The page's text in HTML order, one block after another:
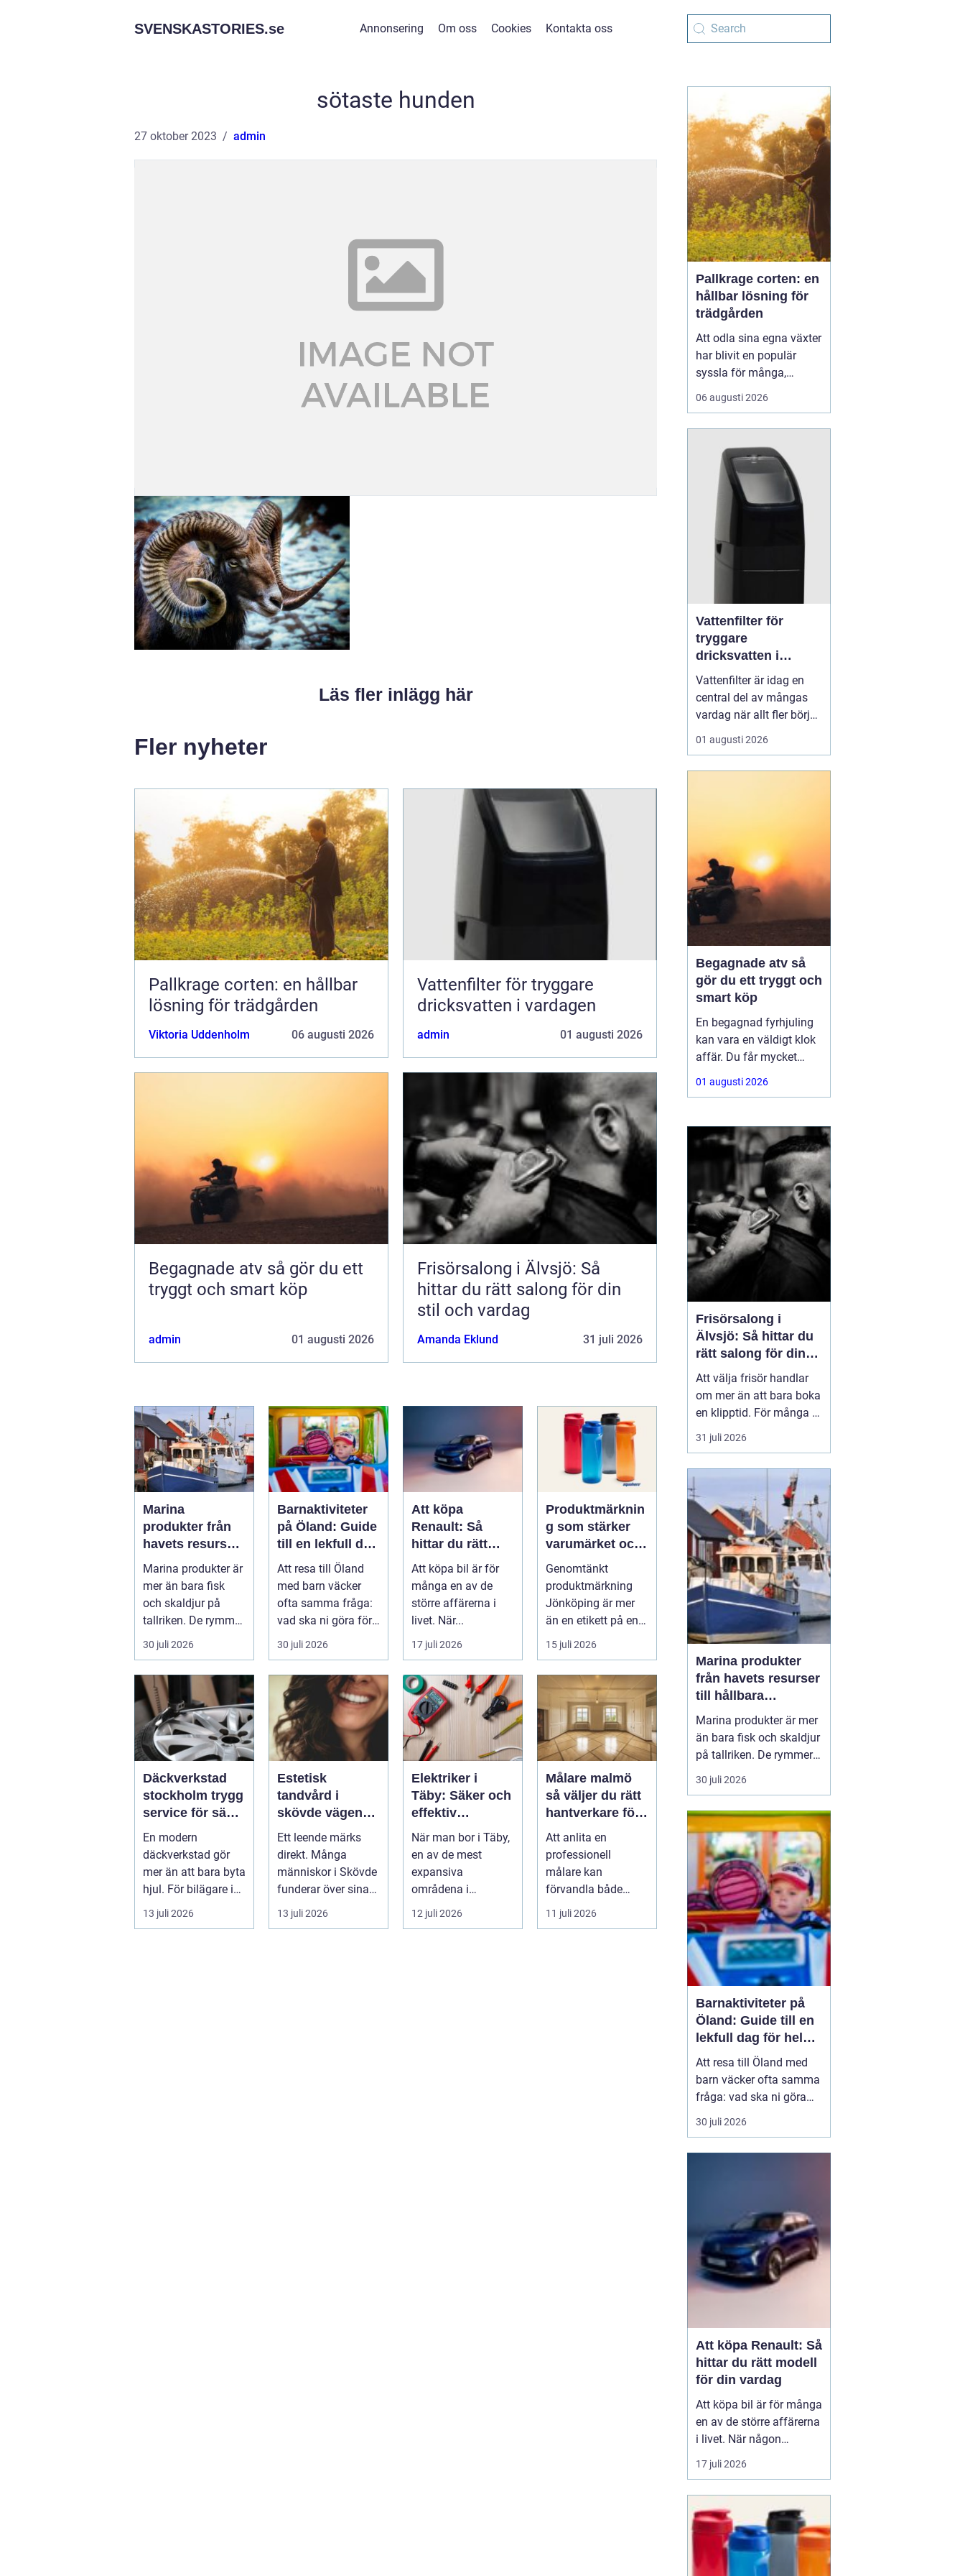
SVENSKASTORIES.se Annonsering Om oss Cookies Kontakta oss
sötaste hunden
27 oktober 2023 admin
Läs fler inlägg här
Fler nyheter
Pallkrage corten: en hållbar
lösning för trädgården
Viktoria Uddenholm 06 augusti 2026
Vattenfilter för tryggare
dricksvatten i vardagen
admin 01 augusti 2026
Begagnade atv så gör du ett
tryggt och smart köp
admin 01 augusti 2026
Frisörsalong i Älvsjö: Så
hittar du rätt salong för din
stil och vardag
Amanda Eklund 31 juli 2026
Marina
produkter från
havets resurser
till hållbara
upplevelser
Marina produkter är
mer än bara fisk
och skaldjur på
tallriken. De rymmer
allt från mat och
hälsa ti...
30 juli 2026
Barnaktiviteter
på Öland: Guide
till en lekfull dag
för hela familjen
Att resa till Öland
med barn väcker
ofta samma fråga:
vad ska ni göra för
30 juli 2026
Att köpa
Renault: Så
hittar du rätt
modell för din
vardag
Att köpa bil är för
många en av de
större affärerna i
livet. När...
17 juli 2026
Produktmärknin
g som stärker
varumärket och
förenklar
vardagen
Genomtänkt
produktmärkning
Jönköping är mer
än en etikett på en
15 juli 2026
Däckverkstad
stockholm trygg
service för säkra
mil året runt
En modern
däckverkstad gör
mer än att bara byta
hjul. För bilägare i
Stockholm handlar
valet av däck...
13 juli 2026
Estetisk
tandvård i
skövde vägen
till ett leende du
trivs med
Ett leende märks
direkt. Många
människor i Skövde
funderar över sina
tänder, men skjuter
upp att gör...
13 juli 2026
Elektriker i
Täby: Säker och
effektiv
elinstallation i
norrort
När man bor i Täby,
en av de mest
expansiva
områdena i
Stockholms norrort,
är b...
12 juli 2026
Målare malmö
så väljer du rätt
hantverkare för
hem och företag
Att anlita en
professionell
målare kan
förvandla både
bostad och
arbetsplats på kort
11 juli 2026
Pallkrage corten: en
hållbar lösning för
trädgården
Att odla sina egna växter
har blivit en populär
syssla för många,
oavsett om det handlar
om att ha en prunkande
balkongträdgård i stan.
En av de mest effektiva
och este...
06 augusti 2026
Vattenfilter för
tryggare
dricksvatten i
vardagen
Vattenfilter är idag en
central del av mångas
vardag när allt fler börjar
fundera på kvaliteten på
vattnet som kommer ur
hårt vat...
01 augusti 2026
Begagnade atv så
gör du ett tryggt och
smart köp
En begagnad fyrhjuling
kan vara en väldigt klok
affär. Du får mycket
funktion för pengarna
och slipper den största
ofta kommer direkt när
en maskin är ny.
Samtidigt kräver ett
andrahandsköp mer
eftertanke. Den som vill
köpa
01 augusti 2026
Frisörsalong i
Älvsjö: Så hittar du
rätt salong för din
stil och vardag
Att välja frisör handlar
om mer än att bara boka
en klipptid. För många är
frisörbesöket en paus i
vardagen, en chans att
känna sig mer som sig
själv. I Älvsjö fi...
31 juli 2026
Marina produkter
från havets resurser
till hållbara
upplevelser
Marina produkter är mer
än bara fisk och skaldjur
på tallriken. De rymmer
allt från mat och hälsa
till friluftsliv, kultur och
områden spelar havet en
central roll för både
ekonomi och livskvalitet.
När fler söker sig mot
nat...
30 juli 2026
Barnaktiviteter på
Öland: Guide till en
lekfull dag för hela
familjen
Att resa till Öland med
barn väcker ofta samma
fråga: vad ska ni göra
för att alla ska trivas,
oavsett ålder och
30 juli 2026
Att köpa Renault: Så
hittar du rätt modell
för din vardag
Att köpa bil är för många
en av de större affärerna
i livet. När någon
funderar på att köpa
Renault Skåne
17 juli 2026